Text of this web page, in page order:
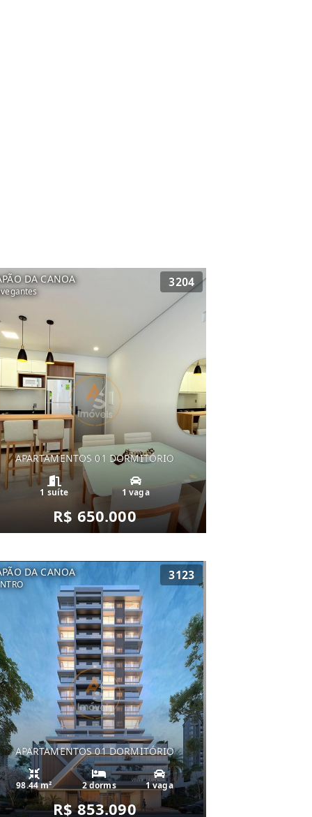
DA CANOA 3204
APARTAMENTOS 01 DORMITÓRIO
1 suíte 1 vaga
R$ 650.000
DA CANOA 3123
APARTAMENTOS 01 DORMITÓRIO
98.44 m² 2 dorms 1 vaga
R$ 853.090